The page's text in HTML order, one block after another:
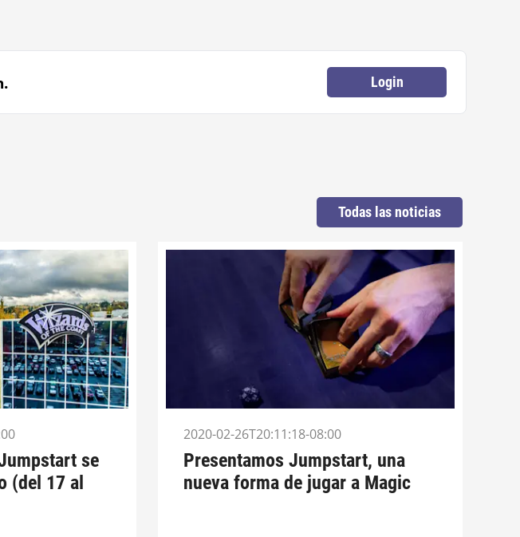
Login
Todas las noticias
se
(del 17 al
2020-02-26T20:11:18-08:00
Presentamos Jumpstart, una
nueva forma de jugar a Magic